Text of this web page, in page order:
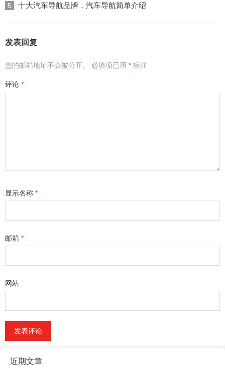
5 十大汽车导航品牌，汽车导航简单介绍
发表回复
您的邮箱地址不会被公开。 必填项已用 * 标注
评论 *
显示名称 *
邮箱 *
网站
近期文章